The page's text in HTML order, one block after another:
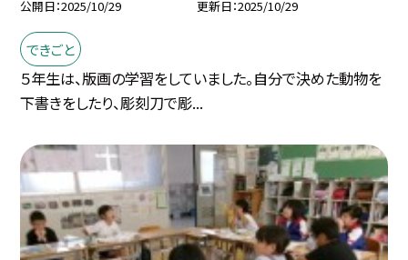
公開日 2025/10/29 更新日 2025/10/29
できごと
５年生は、版画の学習をしていました。自分で決めた動物を
下書きをしたり、彫刻刀で彫...